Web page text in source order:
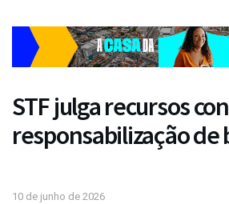
STF julga recursos
responsabilização de
10 de junho de 2026